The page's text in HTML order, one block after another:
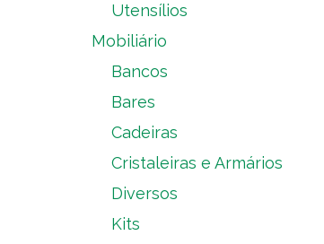
Utensílios
Mobiliário
Bancos
Bares
Cadeiras
Cristaleiras e Armários
Diversos
Kits